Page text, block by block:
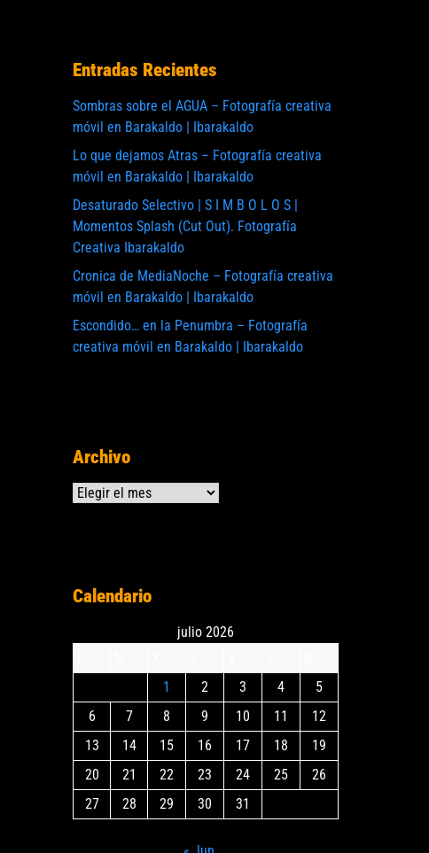
Entradas Recientes
Sombras sobre el AGUA – Fotografía creativa
móvil en Barakaldo | Ibarakaldo
Lo que dejamos Atras – Fotografía creativa
móvil en Barakaldo | Ibarakaldo
Desaturado Selectivo | S I M B O L O S |
Momentos Splash (Cut Out). Fotografía
Creativa Ibarakaldo
Cronica de MediaNoche – Fotografía creativa
móvil en Barakaldo | Ibarakaldo
Escondido… en la Penumbra – Fotografía
creativa móvil en Barakaldo | Ibarakaldo
Archivo
Archivos
Calendario
julio 2026
1
2 3 4
5
6
7 8 9 10 11
12
13
14 15 16 17 18
19
20
21 22 23 24 25
26
27
28 29 30 31